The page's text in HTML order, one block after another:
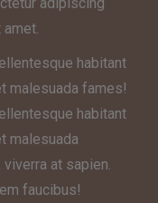
habitant
malesuada fames!
habitant
malesuada
at sapien.
faucibus!